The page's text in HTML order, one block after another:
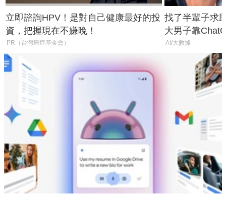
立即諮詢HPV！是對自己健康最好的投
資，把握現在不嫌晚！
PR（台灣癌症基金會）
找了半輩子求
大男子靠
年家人
AI/大數據